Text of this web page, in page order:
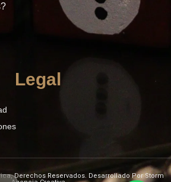
Legal
Derechos Reservados. Desarrollado Por Storm